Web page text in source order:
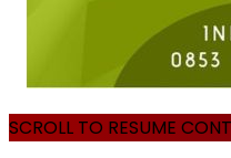
SCROLL TO RESUME